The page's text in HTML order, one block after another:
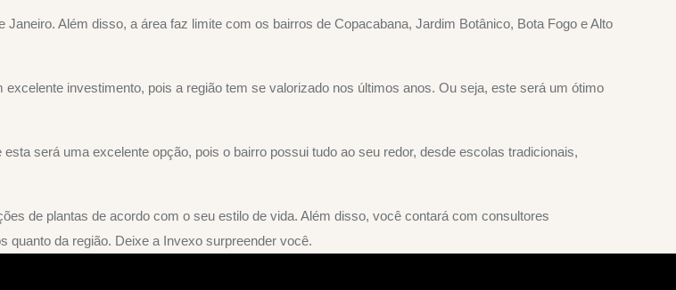
Além disso, a área faz limite com os bairros de Copacabana, Jardim Botânico, Bota Fogo e Alto
excelente investimento, pois a região tem se valorizado nos últimos anos. Ou seja, este será um ótimo
será uma excelente opção, pois o bairro possui tudo ao seu redor, desde escolas tradicionais,
de plantas de acordo com o seu estilo de vida. Além disso, você contará com consultores
quanto da região. Deixe a Invexo surpreender você.